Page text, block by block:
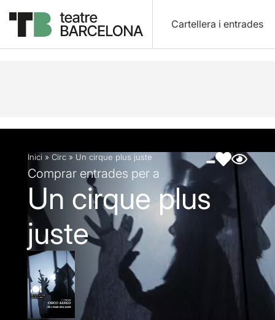
Cartellera i entrades
Descripció Fitxa artística Fotos i vídeos
Inici » Circ » Un cirque plus juste
Comprar entrades per a
Un cirque plus
juste